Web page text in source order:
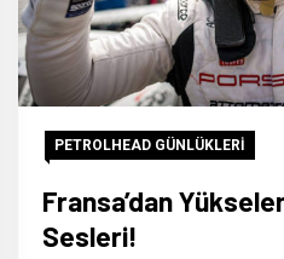
PETROLHEAD GÜNLÜKLERİ
Fransa’dan
Sesleri!